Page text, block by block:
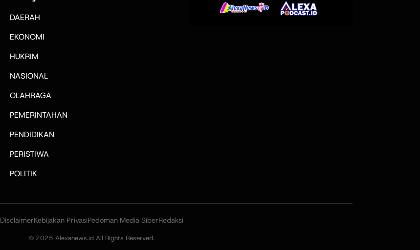
DAERAH
EKONOMI
HUKRIM
NASIONAL
OLAHRAGA
PEMERINTAHAN
PENDIDIKAN
PERISTIWA
POLITIK
DisclaimerKebijakan PrivasiPedoman Media SiberRedaksi
© 2025 Alexanews.id All Rights Reserved.